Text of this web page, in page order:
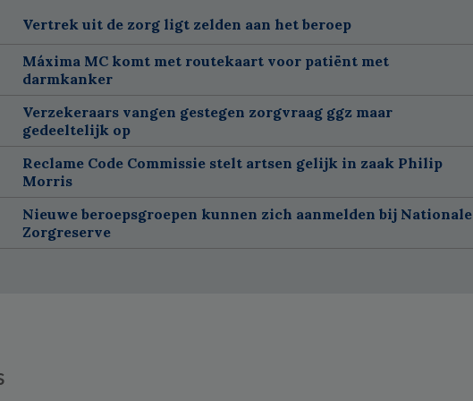
Vertrek uit de zorg ligt zelden aan het beroep
Máxima MC komt met routekaart voor patiënt met
darmkanker
Verzekeraars vangen gestegen zorgvraag ggz maar
gedeeltelijk op
Reclame Code Commissie stelt artsen gelijk in zaak Philip
Morris
Nieuwe beroepsgroepen kunnen zich aanmelden bij Nationale
Zorgreserve